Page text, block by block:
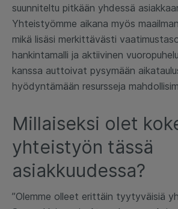
suunniteltu pitkään yhdessä
Yhteistyömme aikana myös
mikä lisäsi merkittävästi
hankintamalli ja aktiivinen
kanssa auttoivat pysymään
hyödyntämään resursseja
Millaiseksi olet
yhteistyön tässä
asiakkuudessa?
”Olemme olleet erittäin tyytyväisiä